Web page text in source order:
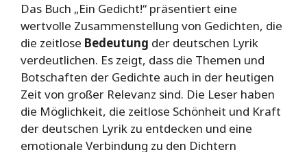
Das Buch „Ein Gedicht!“ präsentiert eine
wertvolle Zusammenstellung von Gedichten, die
die zeitlose Bedeutung der deutschen Lyrik
verdeutlichen. Es zeigt, dass die Themen und
Botschaften der Gedichte auch in der heutigen
Zeit von großer Relevanz sind. Die Leser haben
die Möglichkeit, die zeitlose Schönheit und Kraft
der deutschen Lyrik zu entdecken und eine
emotionale Verbindung zu den Dichtern